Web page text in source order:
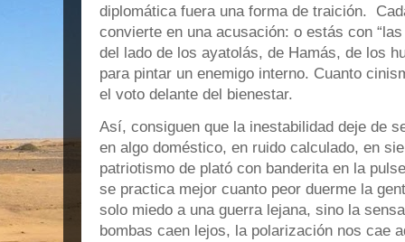
diplomática fuera una forma de traición.
convierte en una acusación: o estás con
del lado de los ayatolás, de Hamás, de los
para pintar un enemigo interno. Cuanto
el voto delante del bienestar.
Así, consiguen que la inestabilidad deje de
en algo doméstico, en ruido calculado, en
patriotismo de plató con banderita en la
se practica mejor cuanto peor duerme la
solo miedo a una guerra lejana, sino la
bombas caen lejos, la polarización nos cae